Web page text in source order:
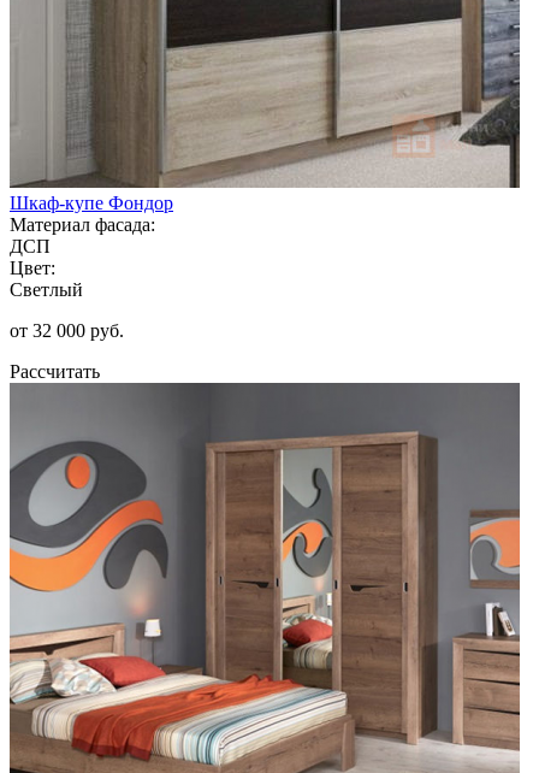
Шкаф-купе Фондор
Материал фасада:
ДСП
Цвет:
Светлый
от 32 000 руб.
Рассчитать